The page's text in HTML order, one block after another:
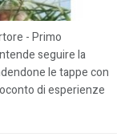
- Primo
seguire la
le tappe con
di esperienze